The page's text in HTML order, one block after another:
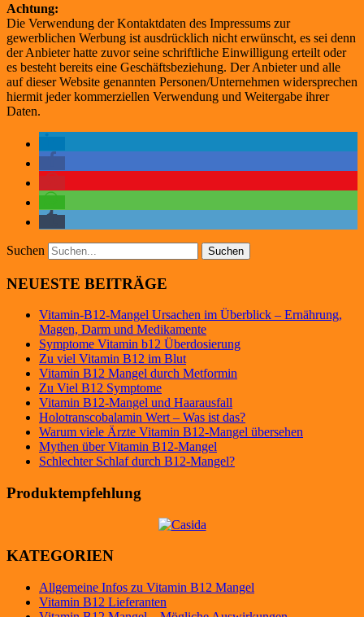
Achtung:
Die Verwendung der Kontaktdaten des Impressums zur
gewerblichen Werbung ist ausdrücklich nicht erwünscht, es sei denn
der Anbieter hatte zuvor seine schriftliche Einwilligung erteilt oder
es besteht bereits eine Geschäftsbeziehung. Der Anbieter und alle
auf dieser Website genannten Personen/Unternehmen widersprechen
hiermit jeder kommerziellen Verwendung und Weitergabe ihrer
Daten.
Suchen
NEUESTE BEITRÄGE
Vitamin-B12-Mangel Ursachen im Überblick – Ernährung,
Magen, Darm und Medikamente
Symptome Vitamin b12 Überdosierung
Zu viel Vitamin B12 im Blut
Vitamin B12 Mangel durch Metformin
Zu Viel B12 Symptome
Vitamin B12-Mangel und Haarausfall
Holotranscobalamin Wert – Was ist das?
Warum viele Ärzte Vitamin B12-Mangel übersehen
Mythen über Vitamin B12-Mangel
Schlechter Schlaf durch B12-Mangel?
Produktempfehlung
KATEGORIEN
Allgemeine Infos zu Vitamin B12 Mangel
Vitamin B12 Lieferanten